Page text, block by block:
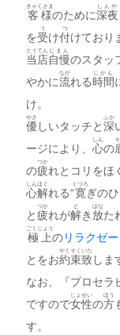
客様
きゃくさま
のために深夜
しんや
を受
う
け付
つ
けており
当店
とうてん
自慢
じまん
のスタッ
やかに流
なが
れる時間
じかん
け。
優
やさ
しいタッチと深
ふか
ージにより、 心
しん
の
の疲
つか
れとコリをほ
心
しん
解
ほぐ
れる“寛
くつろ
ぎの
と疲
つか
れが解
と
き 放
はな
た
極上
ごくじょう
のリラクゼ
とをお約束
やくそく
致
いた
しま
なお、『プロセラ
ですので女性
じょせい
の方
ほう
す。